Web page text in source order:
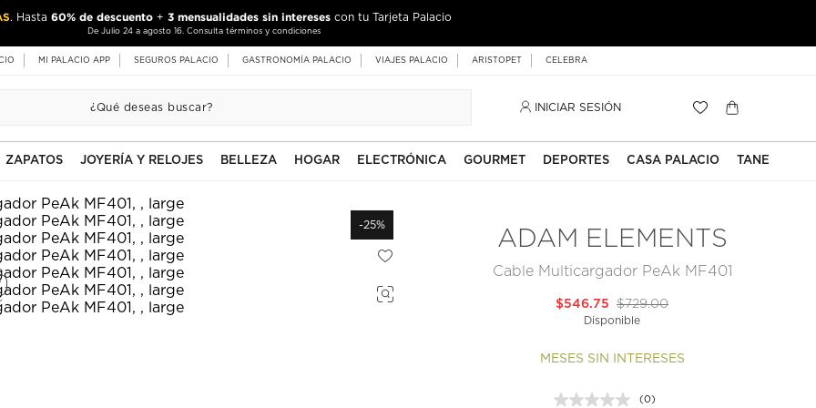
. Hasta 60% de descuento + 3 mensualidades sin intereses con tu Tarjeta Palacio
De Julio 24 a agosto 16. Consulta términos y condiciones
MI PALACIO APP SEGUROS PALACIO GASTRONOMÍA PALACIO VIAJES PALACIO ARISTOPET CELEBRA
INICIAR SESIÓN
ZAPATOS JOYERÍA Y RELOJES BELLEZA HOGAR ELECTRÓNICA GOURMET DEPORTES CASA PALACIO TANE
-25%
ADAM ELEMENTS
Cable Multicargador PeAk MF401
$729.00
$546.75
Disponible
MESES SIN INTERESES
(0)